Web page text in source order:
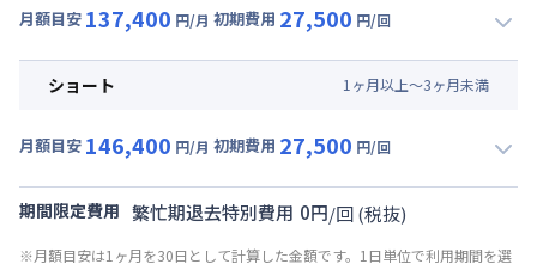
光熱費他 : 24,000円/月 (800円/日) (税抜)
その他費用 :
月額目安 137,400 円/月 初期費用 27,500 円/回
月額賃料目安(30日利用)
光熱費他 : 24,000円/月 (800円/日) (税抜)
その他費用 :
ショート 1 ヶ月以上～3ヶ月未満
月額目安 146,400 円/月 初期費用 27,500 円/回
月額賃料目安(30日利用)
期間限定費用 繁忙期退去特別費用 0円/回(税抜)
※月額目安は1ヶ月を30日として計算した金額です。1日単位で利用期間を選